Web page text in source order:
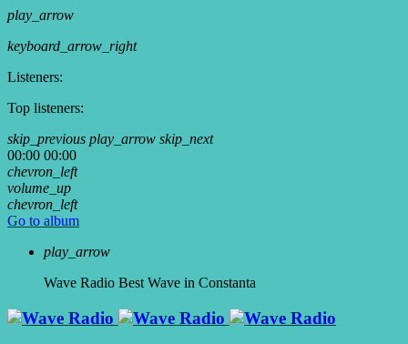
play_arrow
keyboard_arrow_right
Listeners:
Top listeners:
skip_previous play_arrow skip_next
00:00 00:00
chevron_left
volume_up
chevron_left
Go to album
play_arrow
Wave Radio Best Wave in Constanta